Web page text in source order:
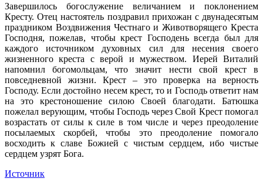
Завершилось богослужение величанием и поклонением
Кресту. Отец настоятель поздравил прихожан с двунадесятым
праздником Воздвижения Честнаго и Животворящего Креста
Господня, пожелав, чтобы крест Господень всегда был для
каждого источником духовных сил для несения своего
жизненного креста с верой и мужеством. Иерей Виталий
напомнил богомольцам, что значит нести свой крест в
повседневной жизни. Крест – это проверка на верность
Господу. Если достойно несем крест, то и Господь ответит нам
на это крестоношение силою Своей благодати. Батюшка
пожелал верующим, чтобы Господь через Свой Крест помогал
возрастать от силы к силе в том числе и через преодоление
посылаемых скорбей, чтобы это преодоление помогало
восходить к славе Божией с чистым сердцем, ибо чистые
сердцем узрят Бога.
Источник